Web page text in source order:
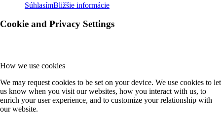
SúhlasímBližšie informácie
Cookie and Privacy Settings
How we use cookies
We may request cookies to be set on your device. We use cookies to let
us know when you visit our websites, how you interact with us, to
enrich your user experience, and to customize your relationship with
our website.